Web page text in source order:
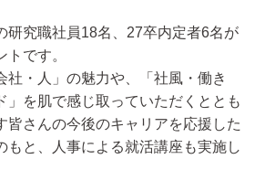
研究職社員18名、27卒内定者6名が
です。
社・人」の魅力や、「社風・働き
」を肌で感じ取っていただくととも
皆さんの今後のキャリアを応援した
もと、人事による就活講座も実施し